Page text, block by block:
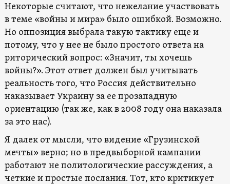
Некоторые считают, что нежелание участвовать
в теме «войны и мира» было ошибкой. Возможно.
Но оппозиция выбрала такую тактику еще и
потому, что у нее не было простого ответа на
риторический вопрос: «Значит, ты хочешь
войны?». Этот ответ должен был учитывать
реальность того, что Россия действительно
наказывает Украину за ее прозападную
ориентацию (так же, как в 2008 году она наказала
за это нас).
Я далек от мысли, что видение «Грузинской
мечты» верно; но в предвыборной кампании
работают не политологические рассуждения, а
четкие и простые послания. Тот, кто критикует